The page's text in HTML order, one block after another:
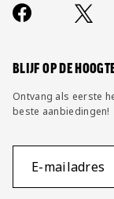
Contact
FAQ
Socials
https:// X
BLIJF OP DE
Ontvang als eerste
beste aanbiedingen!
E-mailadres